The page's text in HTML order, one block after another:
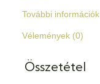
További információk
Vélemények (0)
Összetétel